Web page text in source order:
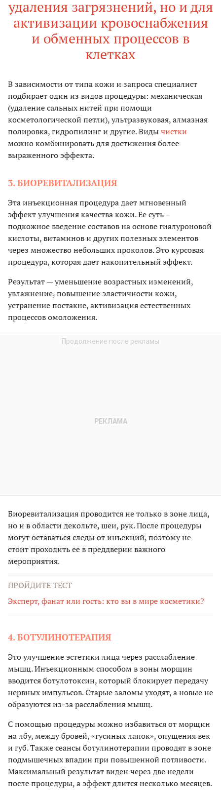
удаления загрязнений, но и для
активизации кровоснабжения
и обменных процессов в
клетках
В зависимости от типа кожи и запроса специалист
подбирает один из видов процедуры: механическая
(удаление сальных нитей при помощи
косметологической петли), ультразвуковая, алмазная
полировка, гидропилинг и другие. Видычистки
можно комбинировать для достижения более
выраженного эффекта.
3. БИОРЕВИТАЛИЗАЦИЯ
Эта инъекционная процедура дает мгновенный
эффект улучшения качества кожи. Ее суть –
подкожное введение составов на основе гиалуроновой
кислоты, витаминов и других полезных элементов
через множество небольших проколов. Это курсовая
процедура, которая дает накопительный эффект.
Результат — уменьшение возрастных изменений,
увлажнение, повышение эластичности кожи,
устранение постакне, активизация естественных
процессов омоложения.
Биоревитализация проводится не только в зоне лица,
но и в области декольте, шеи, рук. После процедуры
могут оставаться следы от инъекций, поэтому не
стоит проходить ее в преддверии важного
мероприятия.
ПРОЙДИТЕ ТЕСТ
Эксперт, фанат или гость: кто вы в мире косметики?
4. БОТУЛИНОТЕРАПИЯ
Это улучшение эстетики лица через расслабление
мышц. Инъекционным способом в зоны морщин
вводится ботулотоксин, который блокирует передачу
нервных импульсов. Старые заломы уходят, а новые не
образуются из-за расслабления мышц.
С помощью процедуры можно избавиться от морщин
на лбу, между бровей, «гусиных лапок», опущения век
и губ. Также сеансы ботулинотерапии проводят в зоне
подмышечных впадин при повышенной потливости.
Максимальный результат виден через две недели
после процедуры, а эффект длится несколько месяцев.